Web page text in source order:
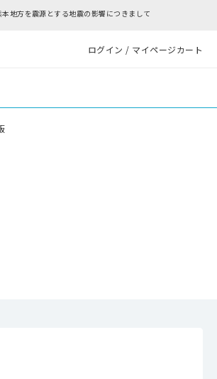
る地震の影響につきまして
ログイン / マイページカート